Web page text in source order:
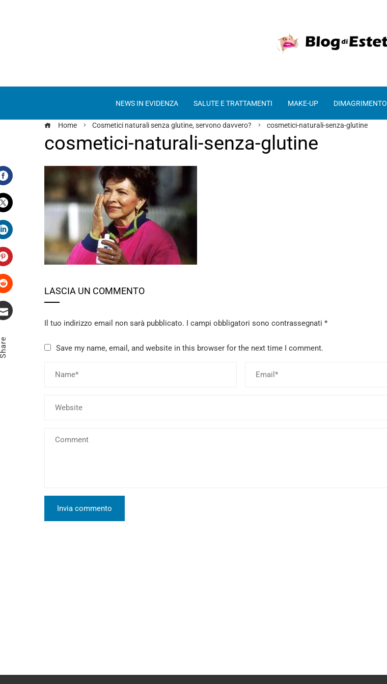
NEWS IN EVIDENZA SALUTE E TRATTAMENTI MAKE-UP DIMAGRIMENTO
Home Cosmetici naturali senza glutine, servono davvero? cosmetici-naturali-senza-glutine
cosmetici-naturali-senza-glutine
Facebook
Twitter
LinkedIn
Pinterest
Stumbleupon
LASCIA UN COMMENTO
Il tuo indirizzo email non sarà pubblicato. I campi obbligatori sono contrassegnati *
Save my name, email, and website in this browser for the next time I comment.